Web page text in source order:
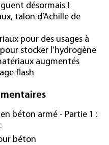
désormais !
talon d’Achille de
pour des usages à
stocker l’hydrogène
augmentés
flash
béton armé - Partie 1 :
béton